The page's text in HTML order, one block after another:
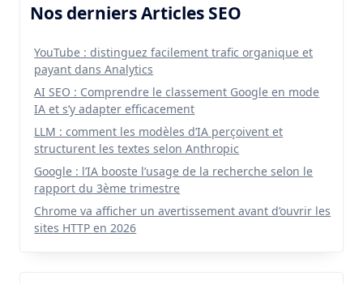
Nos derniers Articles SEO
YouTube : distinguez facilement trafic organique et
payant dans Analytics
AI SEO : Comprendre le classement Google en mode
IA et s’y adapter efficacement
LLM : comment les modèles d’IA perçoivent et
structurent les textes selon Anthropic
Google : l’IA booste l’usage de la recherche selon le
rapport du 3ème trimestre
Chrome va afficher un avertissement avant d’ouvrir les
sites HTTP en 2026